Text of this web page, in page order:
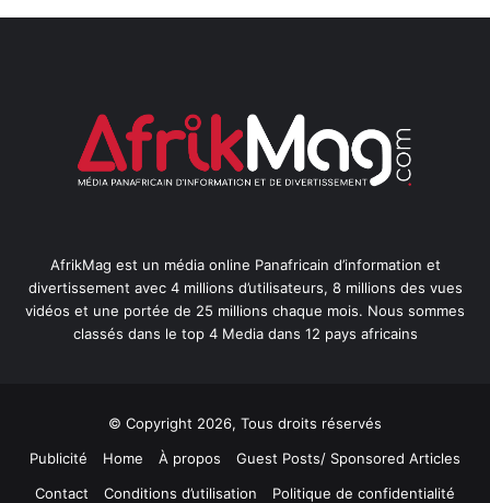
AfrikMag est un média online Panafricain d’information et
divertissement avec 4 millions d’utilisateurs, 8 millions des vues
vidéos et une portée de 25 millions chaque mois. Nous sommes
classés dans le top 4 Media dans 12 pays africains
© Copyright 2026, Tous droits réservés
Publicité
Home À propos
Guest Posts/ Sponsored Articles
Contact
Conditions d’utilisation Politique de confidentialité